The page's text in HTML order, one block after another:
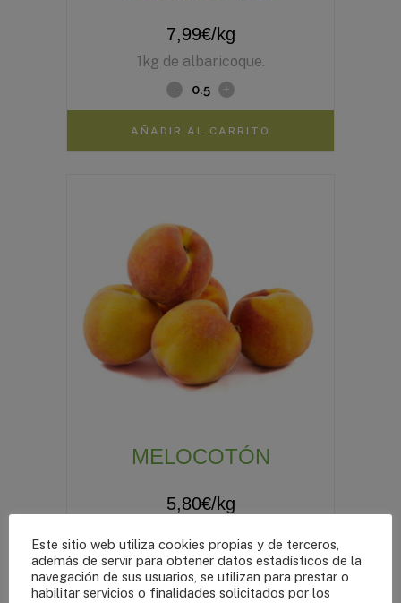
AÑADIR AL CARRITO
7,99€/kg
1kg de albaricoque.
AÑADIR AL CARRITO
MELOCOTÓN
5,80€/kg
Este sitio web utiliza cookies propias y de terceros,
además de servir para obtener datos estadísticos de la
navegación de sus usuarios, se utilizan para prestar o
habilitar servicios o finalidades solicitados por los